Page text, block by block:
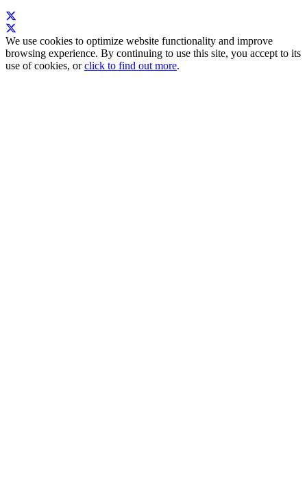
We use cookies to optimize website functionality and improve
browsing experience. By continuing to use this site, you accept to its
use of cookies, orclick to find out more.